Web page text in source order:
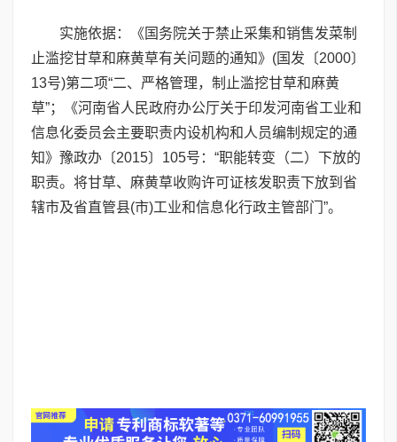
实施依据：《国务院关于禁止采集和销售发菜制
止滥挖甘草和麻黄草有关问题的通知》(国发〔2000〕
13号)第二项“二、严格管理，制止滥挖甘草和麻黄
草”；《河南省人民政府办公厅关于印发河南省工业和
信息化委员会主要职责内设机构和人员编制规定的通
知》豫政办〔2015〕105号：“职能转变（二）下放的
职责。将甘草、麻黄草收购许可证核发职责下放到省
辖市及省直管县(市)工业和信息化行政主管部门”。